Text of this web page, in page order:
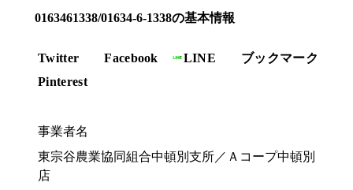
0163461338/01634-6-1338の基本情報
Twitter Facebook LINE
ブックマーク
Pinterest
事業者名
東宗谷農業協同組合中頓別支所／Ａコープ中頓別
店